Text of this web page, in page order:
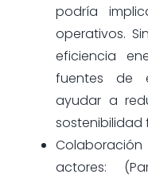
podría
operativos.
eficiencia
fuentes de
ayudar a
sostenibilidad
actores: